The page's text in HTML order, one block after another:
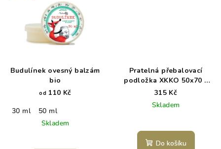
Budulínek ovesný balzám
bio
od 110 Kč
30 ml
50 ml
Skladem
Pratelná přebalovací
podložka XKKO 50x70 -
Zoo on the road
315 Kč
Skladem
Do košíku